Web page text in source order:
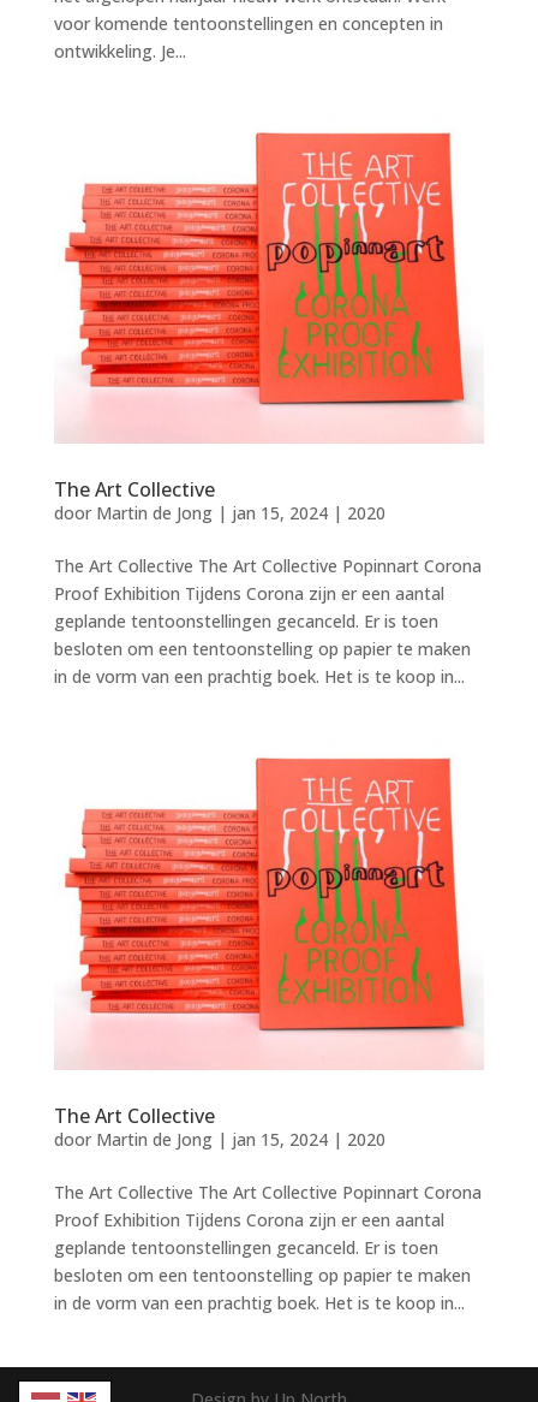
voor komende tentoonstellingen en concepten in
ontwikkeling. Je...
The Art Collective
door Martin de Jong| jan 15, 2024| 2020
The Art Collective The Art Collective Popinnart Corona
Proof Exhibition Tijdens Corona zijn er een aantal
geplande tentoonstellingen gecanceld. Er is toen
besloten om een tentoonstelling op papier te maken
in de vorm van een prachtig boek. Het is te koop in...
The Art Collective
door Martin de Jong| jan 15, 2024| 2020
The Art Collective The Art Collective Popinnart Corona
Proof Exhibition Tijdens Corona zijn er een aantal
geplande tentoonstellingen gecanceld. Er is toen
besloten om een tentoonstelling op papier te maken
in de vorm van een prachtig boek. Het is te koop in...